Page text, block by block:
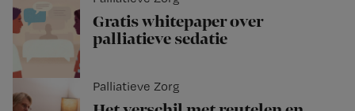
Gratis whitepaper over
palliatieve sedatie
Palliatieve Zorg